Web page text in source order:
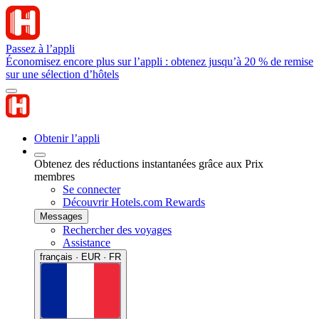
Passez à l’appli
Économisez encore plus sur l’appli : obtenez jusqu’à 20 % de remise
sur une sélection d’hôtels
Obtenir l’appli
Obtenez des réductions instantanées grâce aux Prix
membres
Se connecter
Découvrir Hotels.com Rewards
Messages
Rechercher des voyages
Assistance
français · EUR · FR